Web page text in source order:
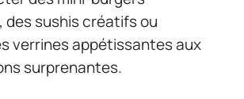
des sushis créatifs ou
verrines appétissantes aux
surprenantes.